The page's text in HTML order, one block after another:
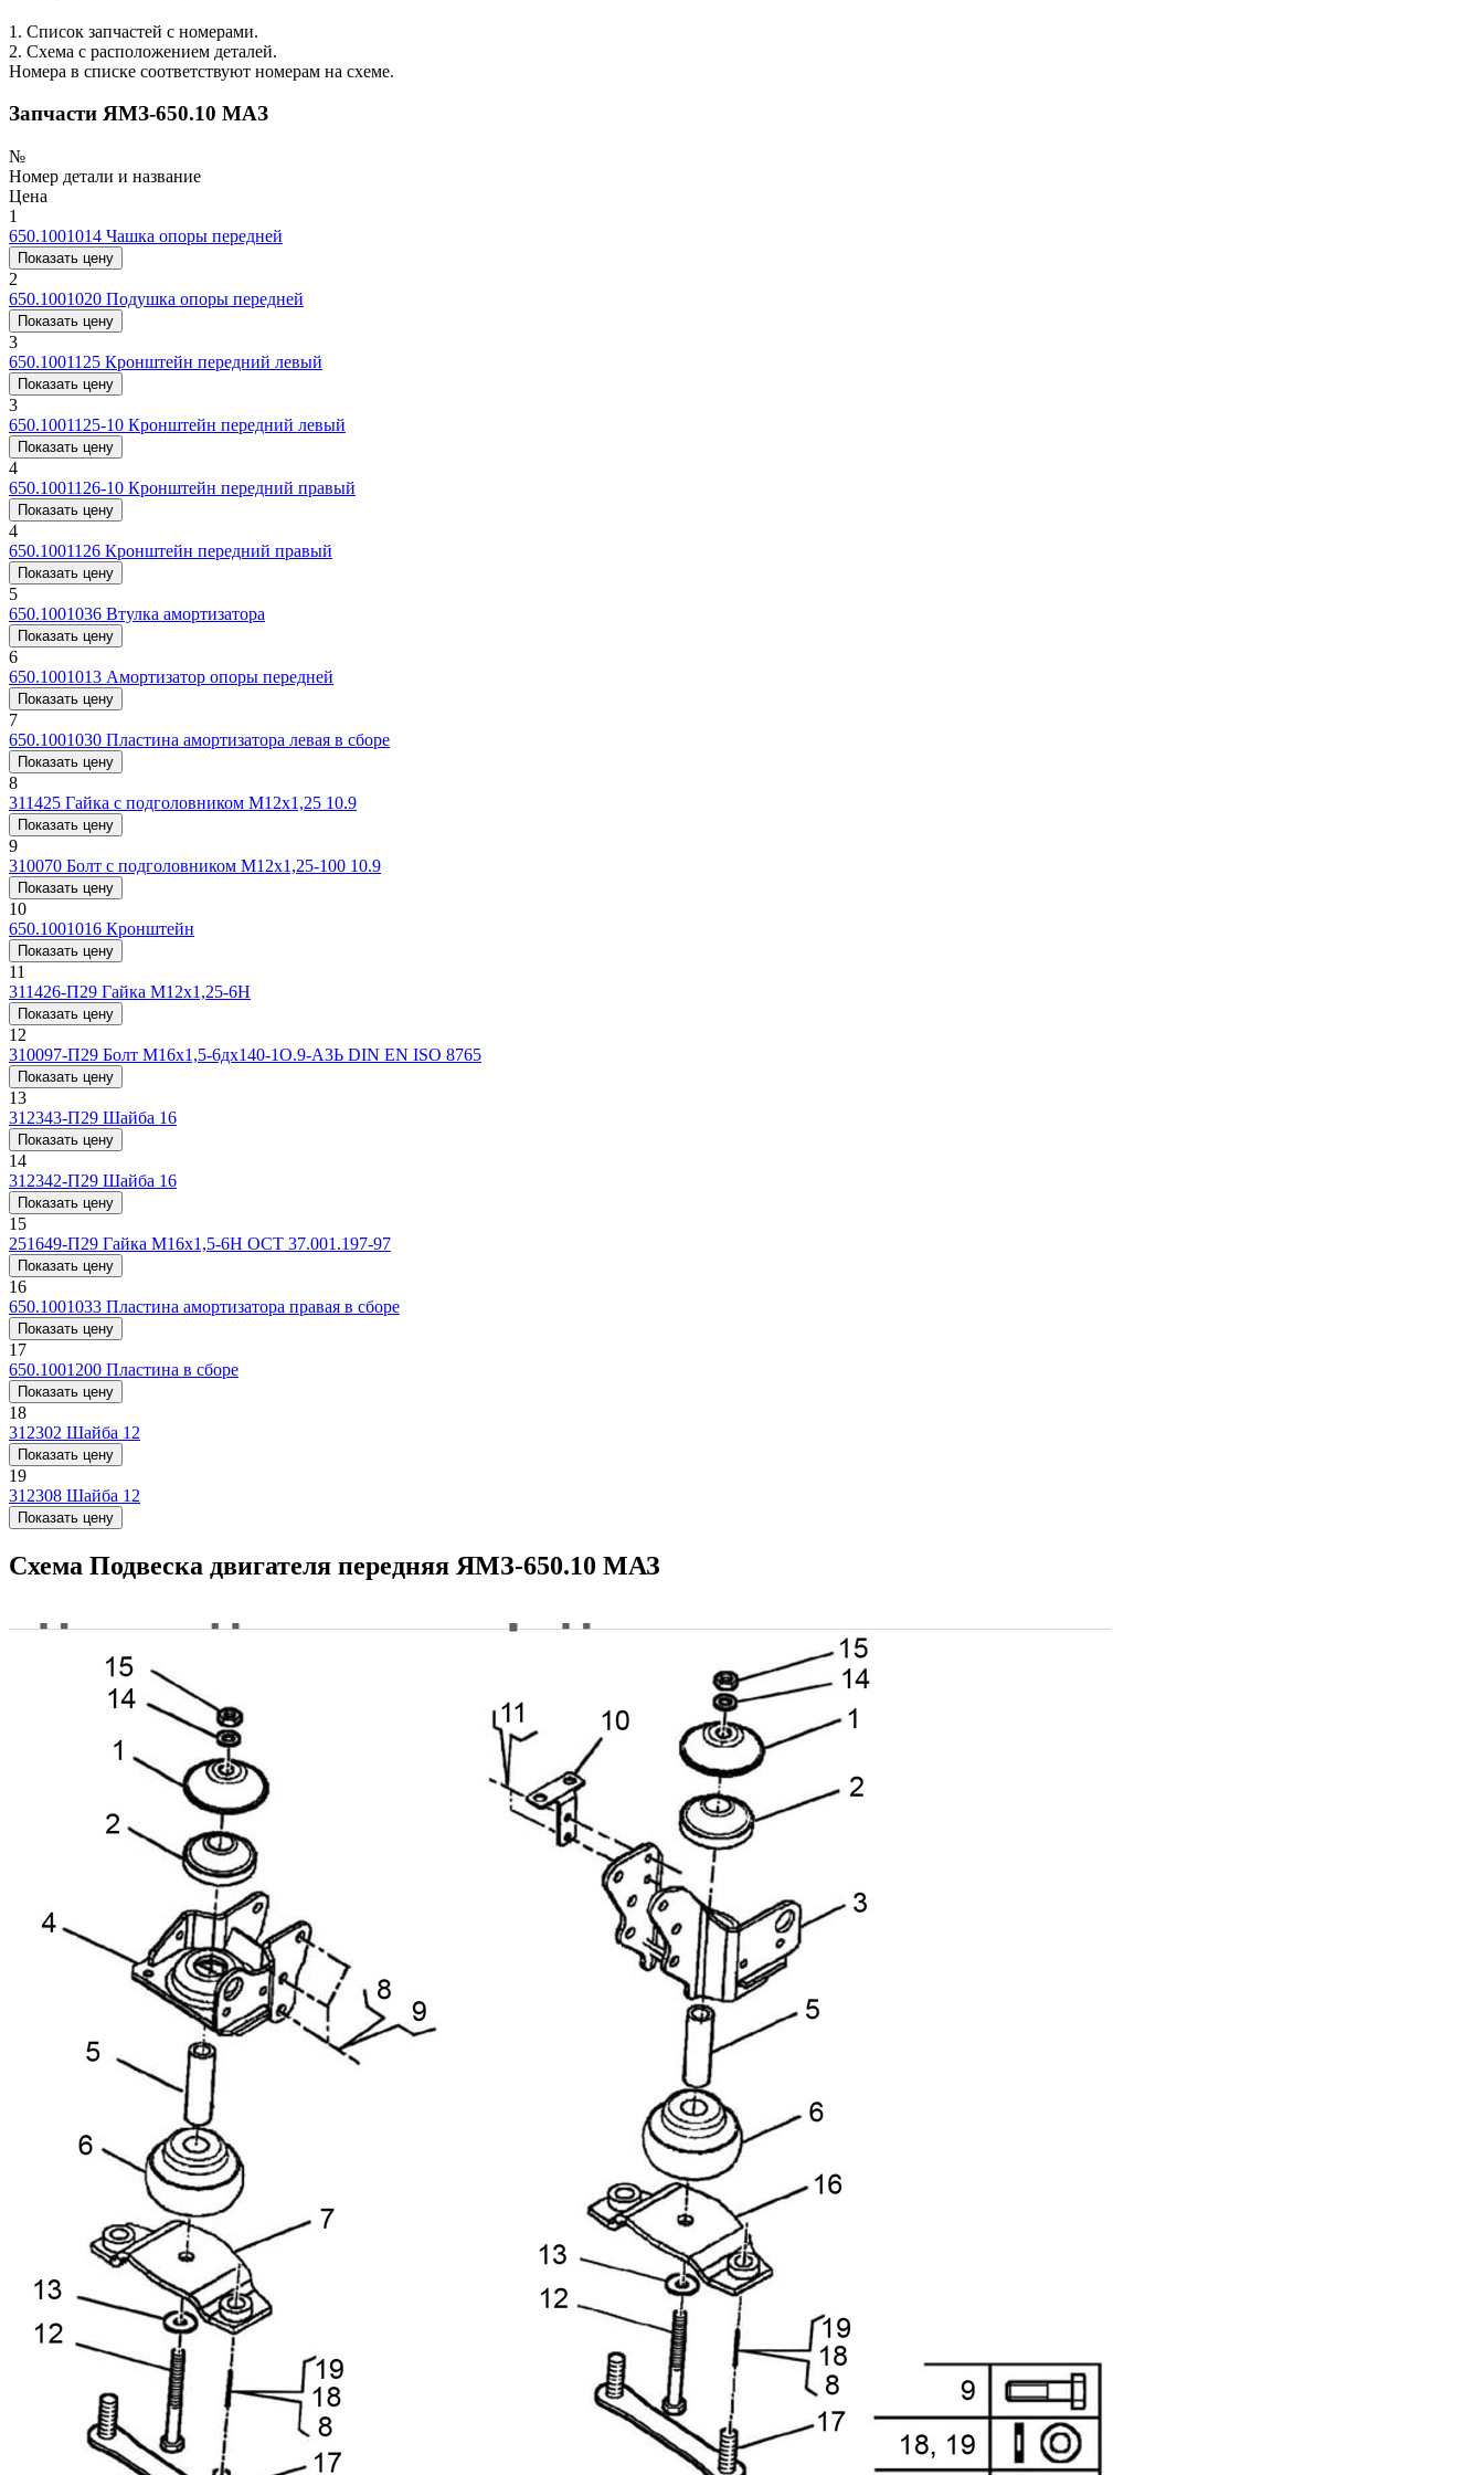
1. Список запчастей с номерами.
2. Схема с расположением деталей.
Номера в списке соответствуют номерам на схеме.
Запчасти ЯМЗ-650.10 МАЗ
№
Номер детали и название
Цена
1
650.1001014 Чашка опоры передней
Показать цену
2
650.1001020 Подушка опоры передней
Показать цену
3
650.1001125 Кронштейн передний левый
Показать цену
3
650.1001125-10 Кронштейн передний левый
Показать цену
4
650.1001126-10 Кронштейн передний правый
Показать цену
4
650.1001126 Кронштейн передний правый
Показать цену
5
650.1001036 Втулка амортизатора
Показать цену
6
650.1001013 Амортизатор опоры передней
Показать цену
7
650.1001030 Пластина амортизатора левая в сборе
Показать цену
8
311425 Гайка с подголовником М12х1,25 10.9
Показать цену
9
310070 Болт с подголовником M12x1,25-100 10.9
Показать цену
10
650.1001016 Кронштейн
Показать цену
11
311426-П29 Гайка M12x1,25-6H
Показать цену
12
310097-П29 Болт М16х1,5-6дх140-1О.9-А3Ь DIN EN ISO 8765
Показать цену
13
312343-П29 Шайба 16
Показать цену
14
312342-П29 Шайба 16
Показать цену
15
251649-П29 Гайка М16х1,5-6Н ОСТ 37.001.197-97
Показать цену
16
650.1001033 Пластина амортизатора правая в сборе
Показать цену
17
650.1001200 Пластина в сборе
Показать цену
18
312302 Шайба 12
Показать цену
19
312308 Шайба 12
Показать цену
Схема Подвеска двигателя передняя ЯМЗ-650.10 МАЗ